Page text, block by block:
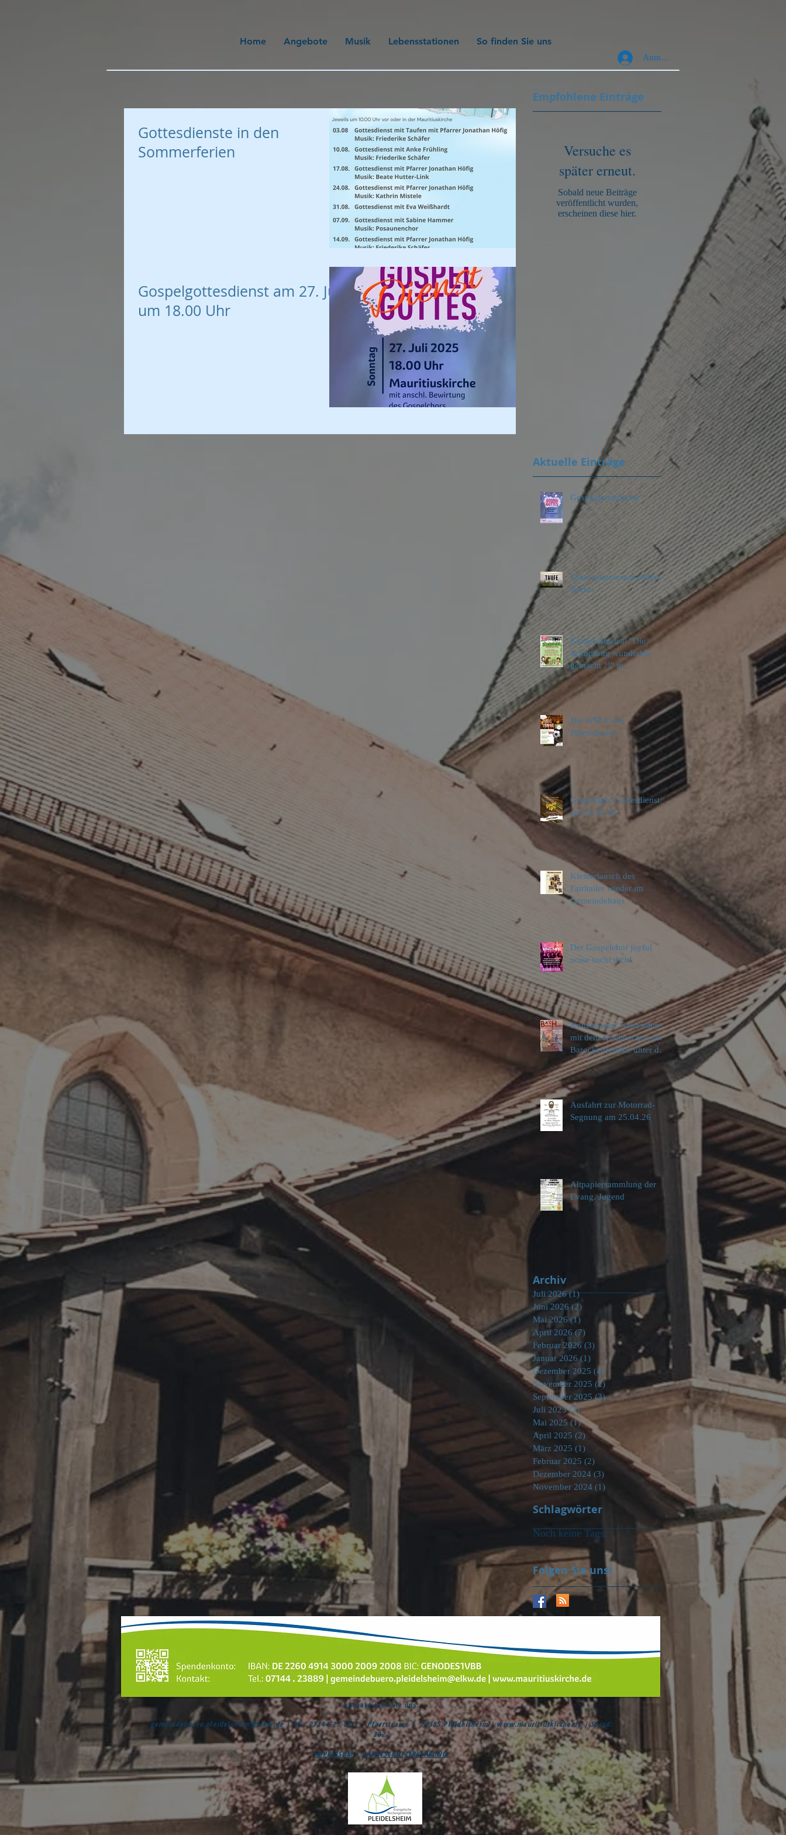
Home Angebote Musik Lebensstationen So finden Sie uns
Anmelden
Empfohlene Einträge
Gottesdienste in den
Sommerferien
Gospelgottesdienst am 27. Juli
um 18.00 Uhr
Versuche es
später erneut.
Sobald neue Beiträge
veröffentlicht wurden,
erscheinen diese hier.
Aktuelle Einträge
Gospelgottesdienst
Taufe gemeinsam anders
feiern:
Kinder-Musical "Die
Schöpfung wunderbar
gemacht ?!" in
Pleidelsheim
Die WM in der
Pfarrscheuer
Gospellight Gottesdienst
am 03.05.26
Kleidertausch des
Fairltailer wieder im
Gemeindehaus
Der Gospelchor joyful
noise sucht dich!
Konzertanter Gottesdienst
mit dem Kirchenchor und
Barockensemble unter der
Leitung von Moritz
Feuerstein
Ausfahrt zur Motorrad-
Segnung am 25.04.26
Altpapiersammlung der
Evang. Jugend
Archiv
Juli 2026 (1)1 Beitrag
Juni 2026 (2) 2 Beiträge
Mai 2026 (1) 1 Beitrag
April 2026 (7)
Februar 2026 (3) 3 Beiträge
Januar 2026 (1) 1 Beitrag
Dezember 2025 (4) 4 Beiträge
November 2025 (2)2 Beiträge
September 2025 (3)3 Beiträge
Juli 2025 (2)2 Beiträge
Mai 2025 (1)1 Beitrag
April 2025 (2) 2 Beiträge
März 2025 (1) 1 Beitrag
Februar 2025 (2) 2 Beiträge
Dezember 2024 (3) 3 Beiträge
November 2024 (1)
Schlagwörter
Noch keine Tags.
Folgen Sie uns!
kontaktieren Sie uns:
gemeindebuero.pleidelsheim@elkw.de| TEL: 07144 23 88 9 | Pfarrstrasse 7 74385 Pleidelsheim |www.mauritiuskirche.de| Stand:
2022
IMPRESSUM|DATENSCHUTZERKLÄRUNG